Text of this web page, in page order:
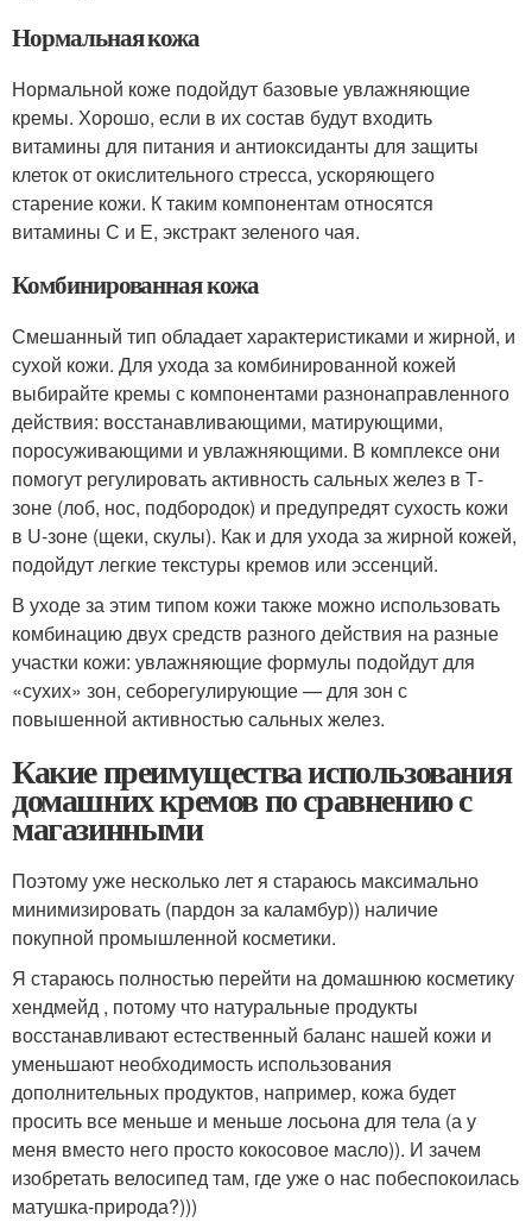
Нормальная кожа
Нормальной коже подойдут базовые увлажняющие
кремы. Хорошо, если в их состав будут входить
витамины для питания и антиоксиданты для защиты
клеток от окислительного стресса, ускоряющего
старение кожи. К таким компонентам относятся
витамины С и Е, экстракт зеленого чая.
Комбинированная кожа
Смешанный тип обладает характеристиками и жирной, и
сухой кожи. Для ухода за комбинированной кожей
выбирайте кремы с компонентами разнонаправленного
действия: восстанавливающими, матирующими,
поросуживающими и увлажняющими. В комплексе они
помогут регулировать активность сальных желез в Т-
зоне (лоб, нос, подбородок) и предупредят сухость кожи
в U-зоне (щеки, скулы). Как и для ухода за жирной кожей,
подойдут легкие текстуры кремов или эссенций.
В уходе за этим типом кожи также можно использовать
комбинацию двух средств разного действия на разные
участки кожи: увлажняющие формулы подойдут для
«сухих» зон, себорегулирующие — для зон с
повышенной активностью сальных желез.
Какие преимущества использования
домашних кремов по сравнению с
магазинными
Поэтому уже несколько лет я стараюсь максимально
минимизировать (пардон за каламбур)) наличие
покупной промышленной косметики.
Я стараюсь полностью перейти на домашнюю косметику
хендмейд , потому что натуральные продукты
восстанавливают естественный баланс нашей кожи и
уменьшают необходимость использования
дополнительных продуктов, например, кожа будет
просить все меньше и меньше лосьона для тела (а у
меня вместо него просто кокосовое масло)). И зачем
изобретать велосипед там, где уже о нас побеспокоилась
матушка-природа?)))